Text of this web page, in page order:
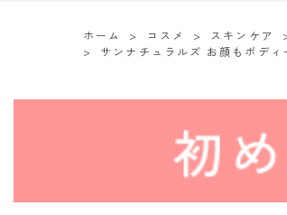
ホーム > コスメ > スキンケア
>
サンナチュラルズ お顔もボデ